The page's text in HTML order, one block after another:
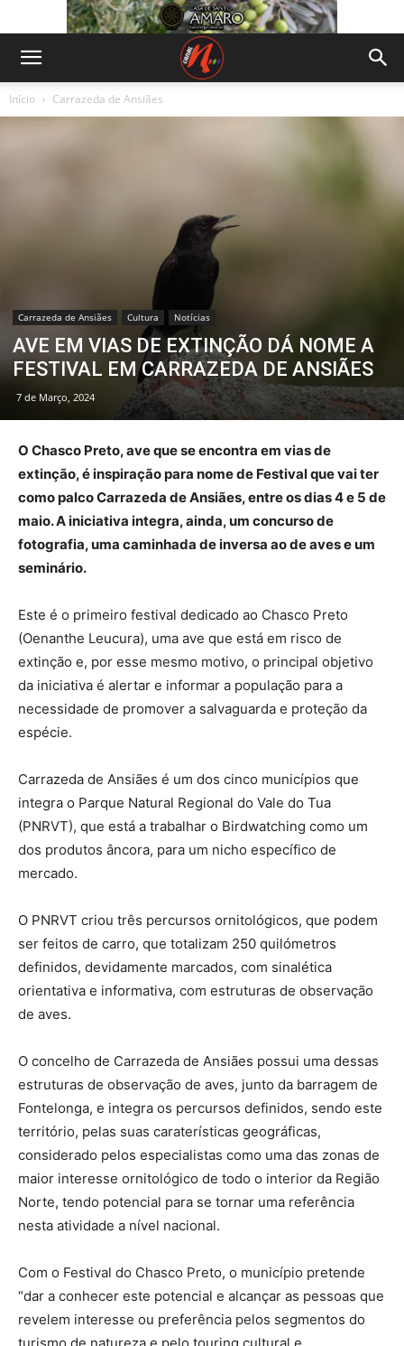
Início Carrazeda de Ansiães
Carrazeda de Ansiães Cultura Notícias
AVE EM VIAS DE EXTINÇÃO DÁ NOME A
FESTIVAL EM CARRAZEDA DE ANSIÃES
7 de Março, 2024
O Chasco Preto, ave que se encontra em vias de
extinção, é inspiração para nome de Festival que vai ter
como palco Carrazeda de Ansiães, entre os dias 4 e 5 de
maio. A iniciativa integra, ainda, um concurso de
fotografia, uma caminhada de inversa ao de aves e um
seminário.
Este é o primeiro festival dedicado ao Chasco Preto
(Oenanthe Leucura), uma ave que está em risco de
extinção e, por esse mesmo motivo, o principal objetivo
da iniciativa é alertar e informar a população para a
necessidade de promover a salvaguarda e proteção da
espécie.
Carrazeda de Ansiães é um dos cinco municípios que
integra o Parque Natural Regional do Vale do Tua
(PNRVT), que está a trabalhar o Birdwatching como um
dos produtos âncora, para um nicho específico de
mercado.
O PNRVT criou três percursos ornitológicos, que podem
ser feitos de carro, que totalizam 250 quilómetros
definidos, devidamente marcados, com sinalética
orientativa e informativa, com estruturas de observação
de aves.
O concelho de Carrazeda de Ansiães possui uma dessas
estruturas de observação de aves, junto da barragem de
Fontelonga, e integra os percursos definidos, sendo este
território, pelas suas caraterísticas geográficas,
considerado pelos especialistas como uma das zonas de
maior interesse ornitológico de todo o interior da Região
Norte, tendo potencial para se tornar uma referência
nesta atividade a nível nacional.
Com o Festival do Chasco Preto, o município pretende
“dar a conhecer este potencial e alcançar as pessoas que
revelem interesse ou preferência pelos segmentos do